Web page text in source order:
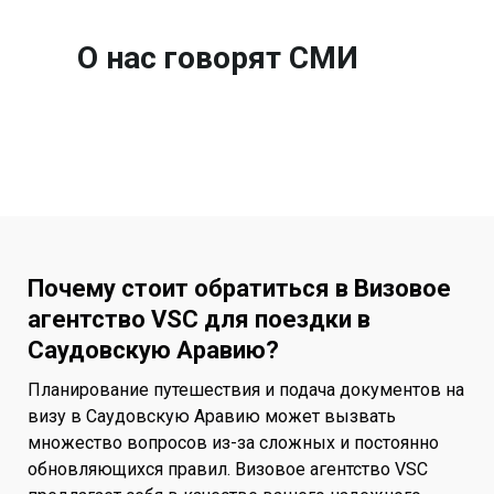
О нас говорят СМИ
Почему стоит обратиться в Визовое
агентство VSC для поездки в
Саудовскую Аравию?
Планирование путешествия и подача документов на
визу в Саудовскую Аравию может вызвать
множество вопросов из-за сложных и постоянно
обновляющихся правил. Визовое агентство VSC